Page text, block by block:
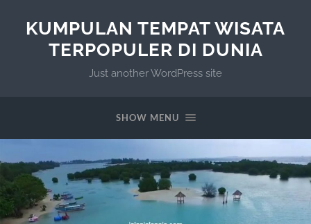
KUMPULAN TEMPAT WISATA
TERPOPULER DI DUNIA
Just another WordPress site
SHOW MENU